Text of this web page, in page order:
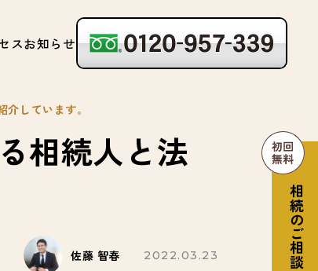
スお知らせ
相続のご相談
しています。
相続人と法
佐藤 智春 2022.03.23